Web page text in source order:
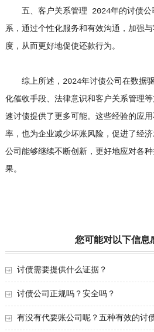
五、客户关系管理 2024年的讨债公
系，通过个性化服务和有效沟通，加强
度，从而更好地促使还款行为。
综上所述，2024年讨债公司在数据驱
化催收手段、法律意识和客户关系管理
速讨债提供了更多可能。这些经验的应
率，也为企业减少坏账风险，促进了经
公司能够继续不断创新，更好地应对各
果。
您可能对以下信息
讨债需要提供什么证据？
讨债公司正规吗？安全吗？
有没有代要账公司呢？五种有效的讨